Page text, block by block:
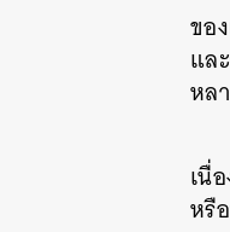
ขอ
แล
หล
เนื่
หรื